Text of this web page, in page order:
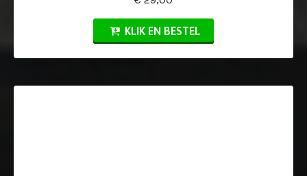
KLIK EN BESTEL